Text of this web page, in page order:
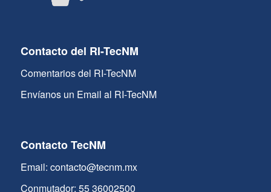
Contacto del RI-TecNM
Comentarios del RI-TecNM
Envíanos un Email al RI-TecNM
Contacto TecNM
Email: contacto@tecnm.mx
Conmutador: 55 36002500